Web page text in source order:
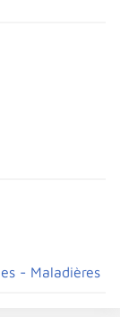
- Maladières